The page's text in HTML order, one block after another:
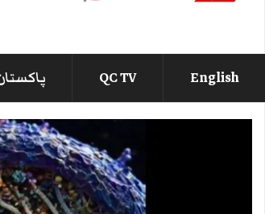
English
QC TV